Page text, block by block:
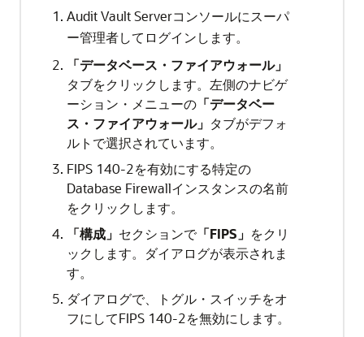
Audit Vault Serverコンソールにスーパ
ー管理者してログインします。
「データベース・ファイアウォール」
タブをクリックします。左側のナビゲ
ーション・メニューの 「データベー
ス・ファイアウォール」 タブがデフォ
ルトで選択されています。
FIPS 140-2を有効にする特定の
Database Firewallインスタンスの名前
をクリックします。
「構成」 セクションで「FIPS」 をクリ
ックします。ダイアログが表示されま
す。
ダイアログで、トグル・スイッチをオ
フにしてFIPS 140-2を無効にします。